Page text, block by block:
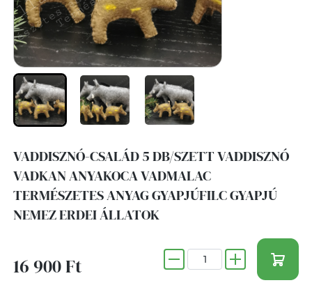
VADDISZNÓ-CSALÁD 5 DB/SZETT VADDISZNÓ
VADKAN ANYAKOCA VADMALAC
TERMÉSZETES ANYAG GYAPJÚFILC GYAPJÚ
NEMEZ ERDEI ÁLLATOK
16 900 Ft